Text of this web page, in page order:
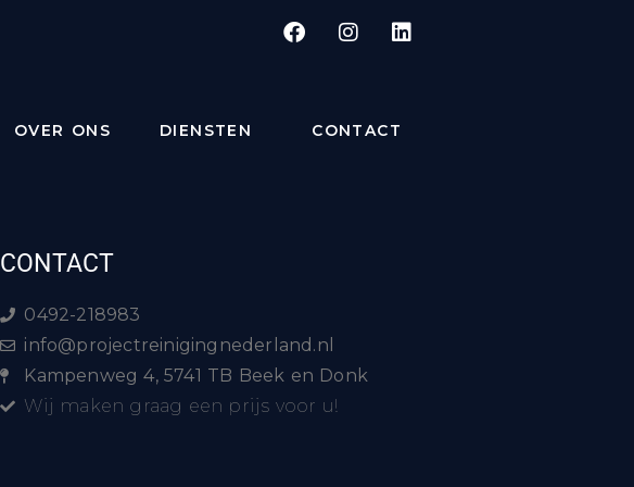
OVER ONS DIENSTEN CONTACT
CONTACT
0492-218983
info@projectreinigingnederland.nl
Kampenweg 4, 5741 TB Beek en Donk
Wij maken graag een prijs voor u!